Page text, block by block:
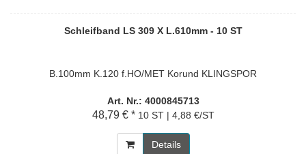
Schleifband LS 309 X L.610mm - 10 ST
B.100mm K.120 f.HO/MET Korund KLINGSPOR
Art. Nr.: 4000845713
48,79 € * 10 ST | 4,88 €/ST
Details